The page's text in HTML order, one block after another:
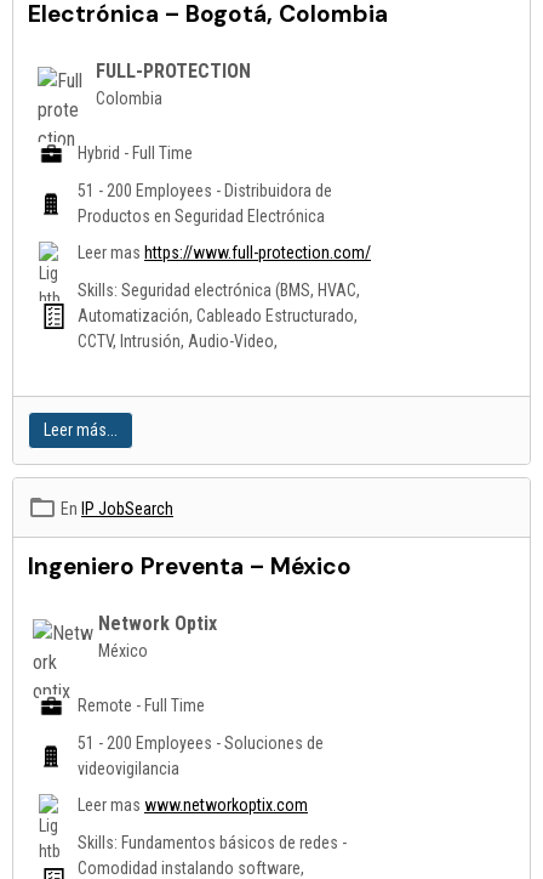
Electrónica – Bogotá, Colombia
FULL-PROTECTION
Colombia
Hybrid - Full Time
51 - 200 Employees - Distribuidora de
Productos en Seguridad Electrónica
Leer mas https://www.full-protection.com/
Skills: Seguridad electrónica (BMS, HVAC,
Automatización, Cableado Estructurado,
CCTV, Intrusión, Audio-Video,
Leer más...
En IP JobSearch
Ingeniero Preventa – México
Network Optix
México
Remote - Full Time
51 - 200 Employees - Soluciones de
videovigilancia
Leer mas www.networkoptix.com
Skills: Fundamentos básicos de redes -
Comodidad instalando software,